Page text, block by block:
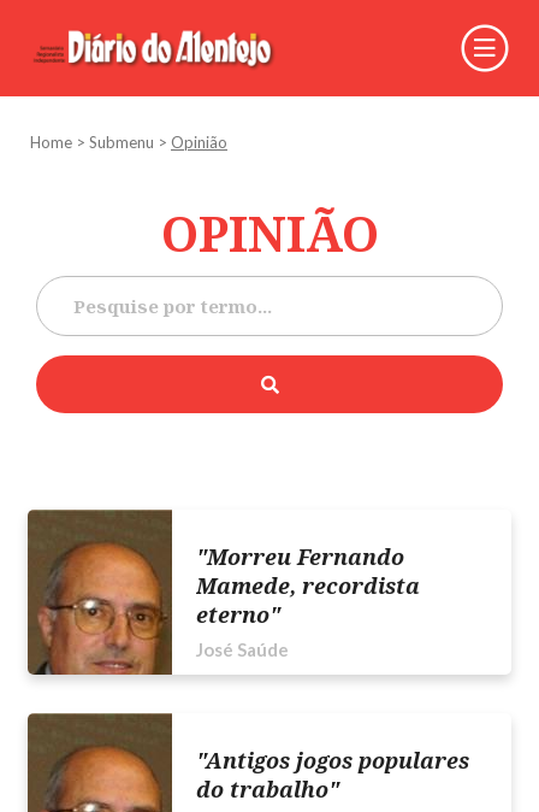
Home > Submenu > Opinião
OPINIÃO
"Morreu Fernando
Mamede, recordista
eterno"
José Saúde
"Antigos jogos populares
do trabalho"